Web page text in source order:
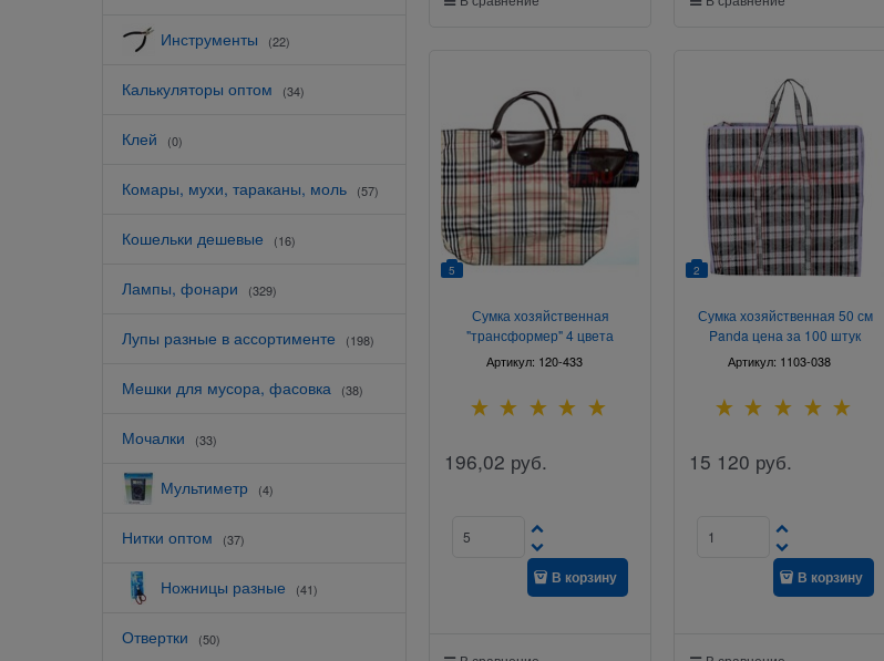
Инструменты (22)
Калькуляторы оптом (34)
Клей (0)
Комары, мухи, тараканы, моль (57)
Кошельки дешевые (16)
Лампы, фонари (329)
Лупы разные в ассортименте (198)
Мешки для мусора, фасовка (38)
Мочалки (33)
Мультиметр (4)
Нитки оптом (37)
Ножницы разные (41)
Отвертки (50)
5
Сумка хозяйственная
"трансформер" 4 цвета
Артикул: 120-433
196,02 руб.
В корзину
2
Сумка хозяйственная 50 см
Panda цена за 100 штук
Артикул: 1103-038
15 120 руб.
В корзину